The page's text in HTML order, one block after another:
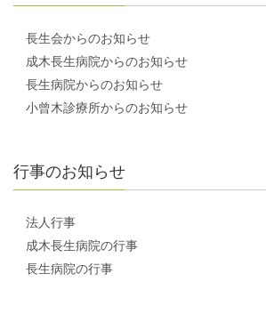
長生会からのお知らせ
成木長生病院からのお知らせ
長生病院からのお知らせ
小曾木診療所からのお知らせ
行事のお知らせ
法人行事
成木長生病院の行事
長生病院の行事